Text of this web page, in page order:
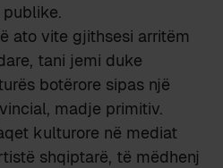
ato vite gjithsesi arritëm
tani jemi duke
botërore sipas një
madje primitiv.
kulturore në mediat
shqiptarë, të mëdhenj